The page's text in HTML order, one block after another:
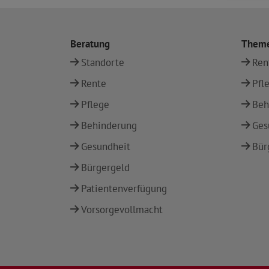
Beratung
Standorte
Rente
Pflege
Behinderung
Gesundheit
Bürgergeld
Patientenverfügung
Vorsorgevollmacht